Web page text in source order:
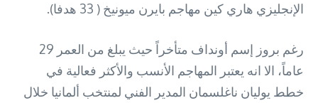
الإنجليزي هاري كين مهاجم بايرن ميونيخ ( 33 هدفا).
رغم بروز إسم أونداف متأخراً حيث يبلغ من العمر 29
عاماً، الا انه يعتبر المهاجم الأنسب والأكثر فعالية في
خطط يوليان ناغلسمان المدير الفني لمنتخب ألمانيا خلال